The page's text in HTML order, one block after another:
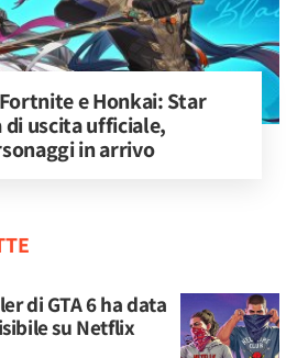
e Honkai: Star
di uscita ufficiale,
in arrivo
di GTA 6 ha data
su Netflix